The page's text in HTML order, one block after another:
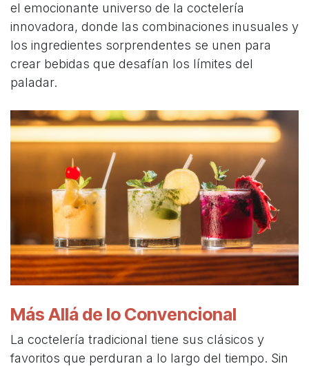
el emocionante universo de la coctelería
innovadora, donde las combinaciones inusuales y
los ingredientes sorprendentes se unen para
crear bebidas que desafían los límites del
paladar.
Más Allá de lo Convencional
La coctelería tradicional tiene sus clásicos y
favoritos que perduran a lo largo del tiempo. Sin